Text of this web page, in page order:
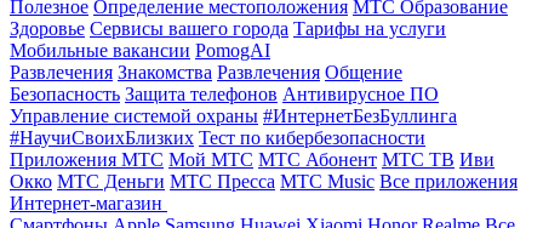
Полезное Определение местоположения МТС Образование
Здоровье Сервисы вашего города Тарифы на услуги
Мобильные вакансии PomogAI
Развлечения Знакомства Развлечения Общение
Безопасность Защита телефонов Антивирусное ПО
Управление системой охраны #ИнтернетБезБуллинга
#НаучиСвоихБлизких Тест по кибербезопасности
Приложения МТС Мой МТС МТС Абонент МТС ТВ Иви
Окко МТС Деньги МТС Пресса МТС Music Все приложения
Интернет-магазин